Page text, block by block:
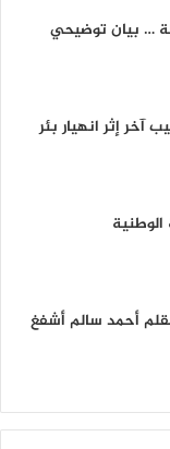
… بيان توضيحي
إثر انهيار بئر
أحمد سالم أشفغ